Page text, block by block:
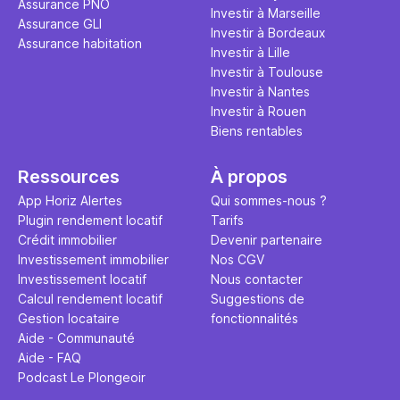
Assurance PNO
Assurance GLI
Assurance habitation
Investir à Marseille
Investir à Bordeaux
Investir à Lille
Investir à Toulouse
Investir à Nantes
Investir à Rouen
Biens rentables
Ressources
App Horiz Alertes
Plugin rendement locatif
Crédit immobilier
Investissement immobilier
Investissement locatif
Calcul rendement locatif
Gestion locataire
Aide - Communauté
Aide - FAQ
Podcast Le Plongeoir
À propos
Qui sommes-nous ?
Tarifs
Devenir partenaire
Nos CGV
Nous contacter
Suggestions de
fonctionnalités